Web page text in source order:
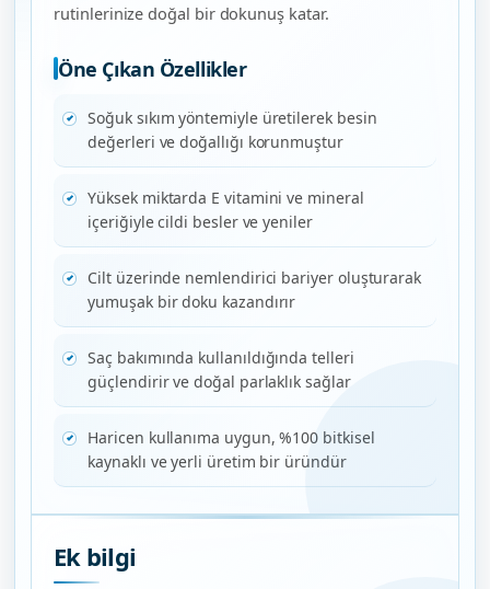
rutinlerinize doğal bir dokunuş katar.
Öne Çıkan Özellikler
Soğuk sıkım yöntemiyle üretilerek besin
değerleri ve doğallığı korunmuştur
Yüksek miktarda E vitamini ve mineral
içeriğiyle cildi besler ve yeniler
Cilt üzerinde nemlendirici bariyer oluşturarak
yumuşak bir doku kazandırır
Saç bakımında kullanıldığında telleri
güçlendirir ve doğal parlaklık sağlar
Haricen kullanıma uygun, %100 bitkisel
kaynaklı ve yerli üretim bir üründür
Ek bilgi